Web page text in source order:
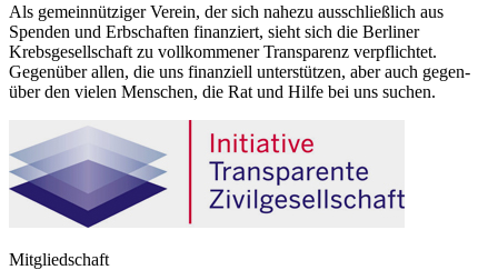
Als gemeinnütziger Verein, der sich nahezu ausschließlich aus
Spenden und Erbschaften finanziert, sieht sich die Berliner
Krebsgesellschaft zu vollkommener Transparenz verpflichtet.
Gegenüber allen, die uns finanziell unterstützen, aber auch gegen-
über den vielen Menschen, die Rat und Hilfe bei uns suchen.
Mitgliedschaft